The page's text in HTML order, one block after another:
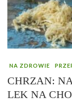
NA ZDROWIE
CHRZAN:
LEK NA